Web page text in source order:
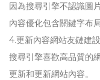
因為搜尋引擎不認識圖
內容優化包含關鍵字布
4.更新內容網站友鏈建設
搜尋引擎喜歡高品質的
更新和更新網站內容。